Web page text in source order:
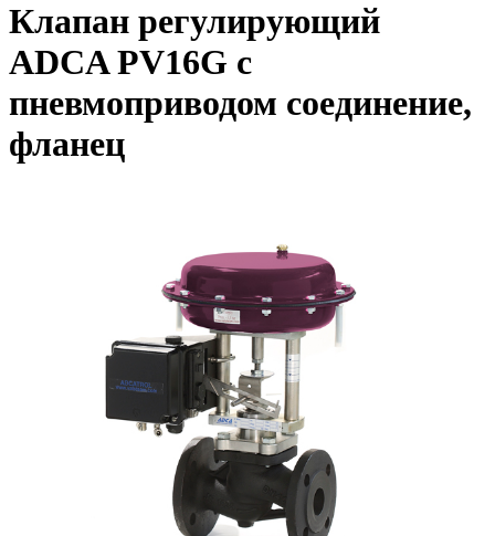
Клапан регулирующий
ADCA PV16G с
пневмоприводом соединение,
фланец